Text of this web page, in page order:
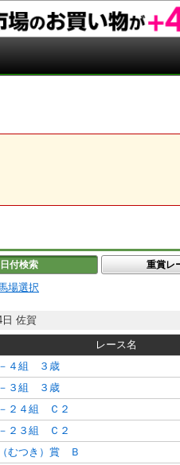
日付検索 重賞レ
場選択
佐賀
レース名
－４組 ３歳
－３組 ３歳
－２４組 Ｃ２
－２３組 Ｃ２
むつき）賞 Ｂ